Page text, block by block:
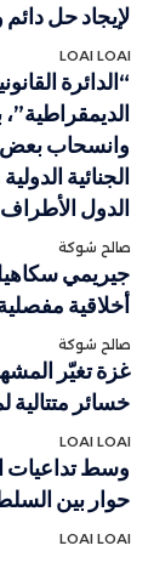
لإيجاد حل
LOAI LOAI
“الدائرة
وانسحاب بعض
الجنائية
الدول الأطراف
صالح شوكة
جيريمي
أخلاقية
صالح شوكة
غزة تغيّر
خسائر
LOAI LOAI
وسط تداعيات
حوار بين
LOAI LOAI